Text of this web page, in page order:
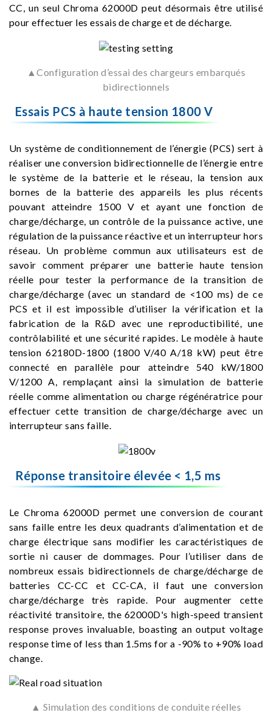
CC, un seul Chroma 62000D peut désormais être utilisé
pour effectuer les essais de charge et de décharge.
▲Configuration d’essai des chargeurs embarqués
bidirectionnels
Essais PCS à haute tension 1800 V
Un système de conditionnement de l’énergie (PCS) sert à
réaliser une conversion bidirectionnelle de l’énergie entre
le système de la batterie et le réseau, la tension aux
bornes de la batterie des appareils les plus récents
pouvant atteindre 1500 V et ayant une fonction de
charge/décharge, un contrôle de la puissance active, une
régulation de la puissance réactive et un interrupteur hors
réseau. Un problème commun aux utilisateurs est de
savoir comment préparer une batterie haute tension
réelle pour tester la performance de la transition de
charge/décharge (avec un standard de <100 ms) de ce
PCS et il est impossible d’utiliser la vérification et la
fabrication de la R&D avec une reproductibilité, une
contrôlabilité et une sécurité rapides. Le modèle à haute
tension 62180D-1800 (1800 V/40 A/18 kW) peut être
connecté en parallèle pour atteindre 540 kW/1800
V/1200 A, remplaçant ainsi la simulation de batterie
réelle comme alimentation ou charge régénératrice pour
effectuer cette transition de charge/décharge avec un
interrupteur sans faille.
Réponse transitoire élevée < 1,5 ms
Le Chroma 62000D permet une conversion de courant
sans faille entre les deux quadrants d’alimentation et de
charge électrique sans modifier les caractéristiques de
sortie ni causer de dommages. Pour l’utiliser dans de
nombreux essais bidirectionnels de charge/décharge de
batteries CC-CC et CC-CA, il faut une conversion
charge/décharge très rapide. Pour augmenter cette
réactivité transitoire, the 62000D's high-speed transient
response proves invaluable, boasting an output voltage
response time of less than 1.5ms for a -90% to +90% load
change.
▲ Simulation des conditions de conduite réelles